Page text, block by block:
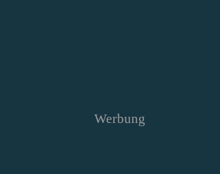
Werbung